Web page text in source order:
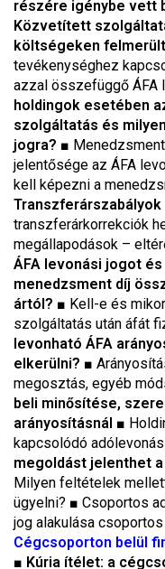
részére igénybe vett
Közvetített
költségeken
tevékenységhez
azzal összefüggő ÁFA
holdingok esetében
szolgáltatás és
jogra? ■
jelentősége az ÁFA
kell képezni a
transzferárkorrekciók
megállapodások –
ÁFA levonási jogot
menedzsment díj
ártól? ■ Kell-e és
szolgáltatás után áfát
levonható ÁFA
elkerülni? ■
megosztás, egyéb
beli minősítése,
arányosításnál ■
kapcsolódó
megoldást jelenthet
Milyen feltételek
ügyelni? ■ Csoportos
jog alakulása
Cégcsoporton belül
■ Kúria ítélet: a